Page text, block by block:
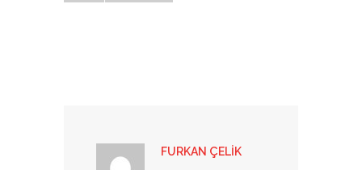
FURKAN ÇELIK